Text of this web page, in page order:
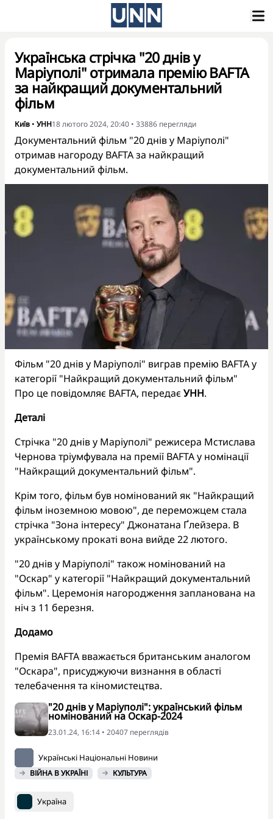
Українська стрічка "20 днів у
Маріуполі" отримала премію BAFTA
за найкращий документальний
фільм
Київ • УНН18 лютого 2024, 20:40 • 33886 перегляди
Документальний фільм "20 днів у Маріуполі"
отримав нагороду BAFTA за найкращий
документальний фільм.
Фільм "20 днів у Маріуполі" виграв премію BAFTA у
категорії "Найкращий документальний фільм"
Про це повідомляє BAFTA, передає УНН.
Деталі
Стрічка "20 днів у Маріуполі" режисера Мстислава
Чернова тріумфувала на премії BAFTA у номінації
"Найкращий документальний фільм".
Крім того, фільм був номінований як "Найкращий
фільм іноземною мовою", де переможцем стала
стрічка "Зона інтересу" Джонатана Ґлейзера. В
українському прокаті вона вийде 22 лютого.
"20 днів у Маріуполі" також номінований на
"Оскар" у категорії "Найкращий документальний
фільм". Церемонія нагородження запланована на
ніч з 11 березня.
Додамо
Премія BAFTA вважається британським аналогом
"Оскара", присуджуючи визнання в області
телебачення та кіномистецтва.
"20 днів у Маріуполі": український фільм
номінований на Оскар-2024
23.01.24, 16:14 • 20407 переглядiв
Українські Національні Новини
ВІЙНА В УКРАЇНІ КУЛЬТУРА
Україна